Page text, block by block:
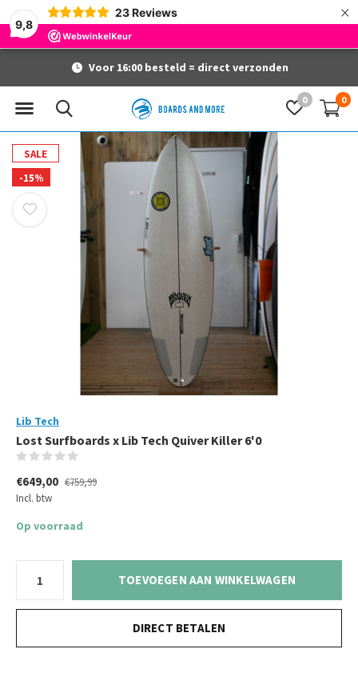
9,8
23 Reviews ×
0 0
Voor 16:00 besteld = direct verzonden
SALE
-15%
Lib Tech
Lost Surfboards x Lib Tech Quiver Killer 6'0
€649,00 €759,99
Incl. btw
Op voorraad
TOEVOEGEN AAN WINKELWAGEN
DIRECT BETALEN